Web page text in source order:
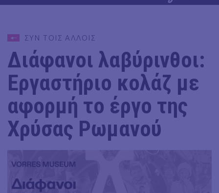
ΣΥΝ ΤΟΙΣ ΑΛΛΟΙΣ
Διάφανοι λαβύρινθοι:
Εργαστήριο κολάζ με
αφορμή το έργο της
Χρύσας Ρωμανού